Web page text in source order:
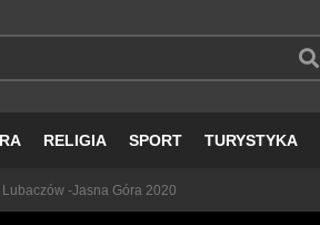
RELIGIA SPORT TURYSTYKA
-Jasna Góra 2020